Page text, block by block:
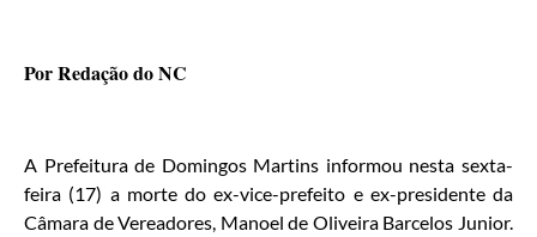
Por Redação do NC
A Prefeitura de Domingos Martins informou nesta sexta-
feira (17) a morte do ex-vice-prefeito e ex-presidente da
Câmara de Vereadores, Manoel de Oliveira Barcelos Junior.